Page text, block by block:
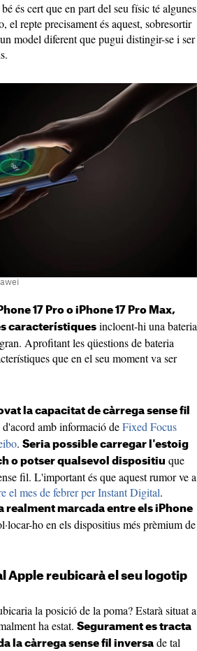
és cert que en part del seu físic té algunes
el repte precisament és aquest, sobresortir
model diferent que pugui distingir-se i ser
17 Pro o iPhone 17 Pro Max,
característiques incloent-hi una bateria
Aprofitant les qüestions de bateria
que en el seu moment va ser
la capacitat de càrrega sense fil
d'acord amb informació deFixed Focus
. Seria possible carregar l'estoig
o potser qualsevol dispositiu que
fil. L'important és que aquest rumor ve a
el mes de febrer per Instant Digital.
realment marcada entre els iPhone
ho en els dispositius més prèmium de
Apple reubicarà el seu logotip
la posició de la poma? Estarà situat a
ha estat. Segurament es tracta
la càrrega sense fil inversa de tal